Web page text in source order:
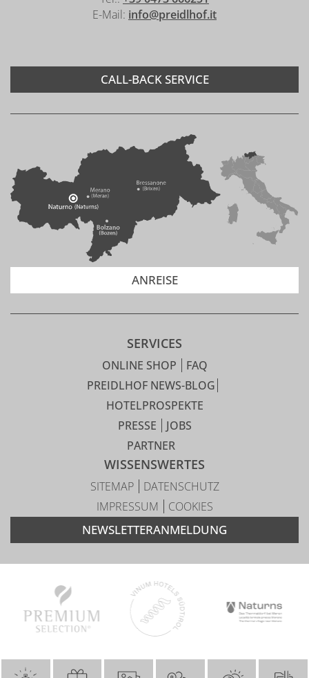
ANREISE
E-Mail: info@preidlhof.it
CALL-BACK SERVICE
SERVICES
ONLINE SHOP
FAQ
PREIDLHOF NEWS-BLOG
HOTELPROSPEKTE
PRESSE
JOBS
PARTNER
WISSENSWERTES
SITEMAP
DATENSCHUTZ
IMPRESSUM
COOKIES
NEWSLETTERANMELDUNG